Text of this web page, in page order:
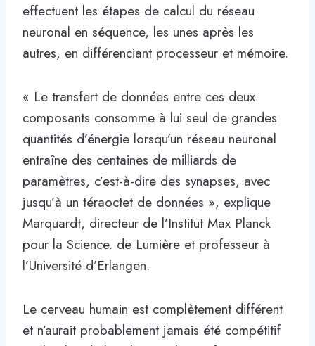
effectuent les étapes de calcul du réseau
neuronal en séquence, les unes après les
autres, en différenciant processeur et mémoire.
« Le transfert de données entre ces deux
composants consomme à lui seul de grandes
quantités d’énergie lorsqu’un réseau neuronal
entraîne des centaines de milliards de
paramètres, c’est-à-dire des synapses, avec
jusqu’à un téraoctet de données », explique
Marquardt, directeur de l’Institut Max Planck
pour la Science. de Lumière et professeur à
l’Université d’Erlangen.
Le cerveau humain est complètement différent
et n’aurait probablement jamais été compétitif